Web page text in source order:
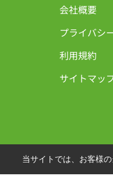
会社概要
プライバシ
利用規約
サイトマッ
当サイトでは、お客様